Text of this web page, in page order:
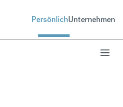
PersönlichUnternehmen